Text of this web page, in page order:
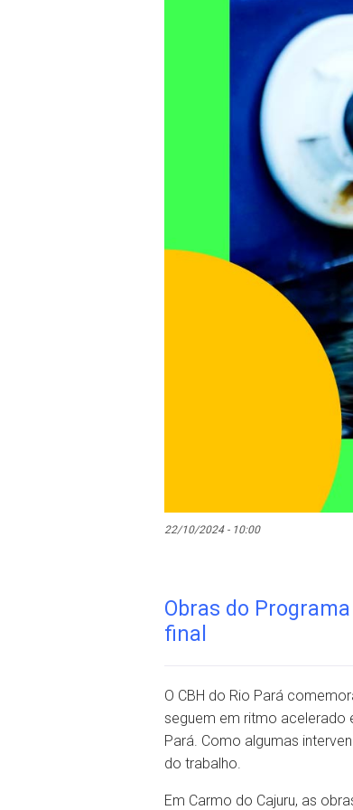
22/10/2024 - 10:00
Obras do
final
O CBH do Rio Pará
seguem em ritmo acelerado
Pará. Como algumas
do trabalho.
Em Carmo do Cajuru, as